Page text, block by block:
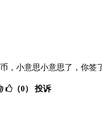
，小意思小意思了，你签
（0） 投诉